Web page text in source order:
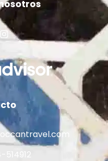
514912